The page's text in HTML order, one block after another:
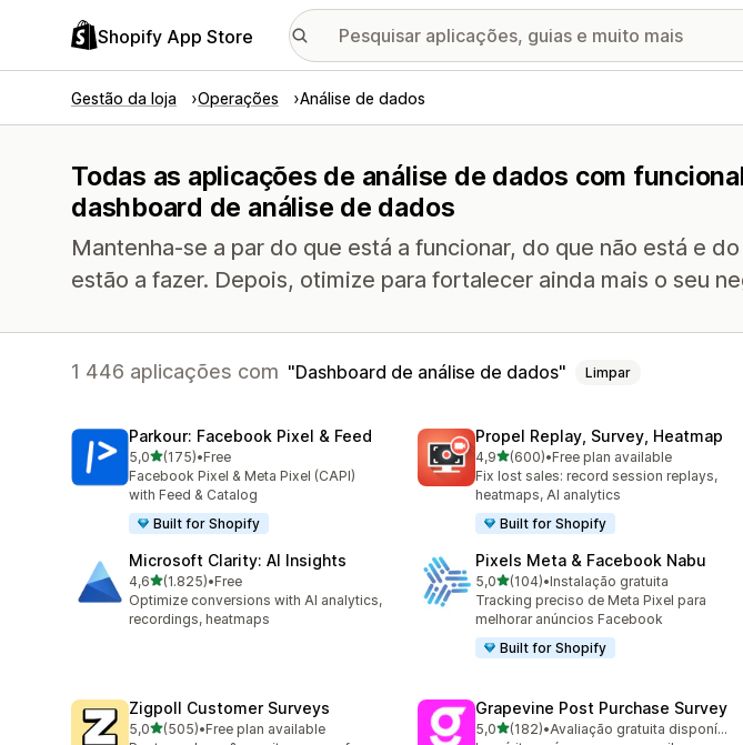
Shopify App Store
Gestão da loja Operações Análise de dados
Todas as aplicações de análise de dados com
dashboard de análise de dados
Mantenha-se a par do que está a funcionar, do que não está e
estão a fazer. Depois, otimize para fortalecer ainda mais o seu
1 446 aplicações com Dashboard de análise de dados Limpar
Parkour: Facebook Pixel & Feed
5,0de 5 estrelas
(175)
175 total de avaliações
•Free
Facebook Pixel & Meta Pixel (CAPI)
with Feed & Catalog
Built for Shopify
Propel Replay, Survey, Heatmap
4,9de 5 estrelas
(600)
600 total de avaliações
•Free plan available
Fix lost sales: record session replays,
heatmaps, AI analytics
Built for Shopify
Microsoft Clarity: AI Insights
4,6de 5 estrelas
(1.825)
1825 total de avaliações
•Free
Optimize conversions with AI analytics,
recordings, heatmaps
Pixels Meta & Facebook Nabu
5,0de 5 estrelas
(104)
104 total de avaliações
•Instalação gratuita
Tracking preciso de Meta Pixel para
melhorar anúncios Facebook
Built for Shopify
Zigpoll Customer Surveys
5,0de 5 estrelas
(505)
505 total de avaliações
•Free plan available
Grapevine Post Purchase Survey
5,0de 5 estrelas
(182)
182 total de avaliações
•
Avaliação gratuita disponível